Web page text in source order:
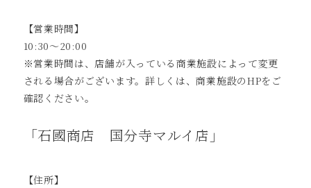
【営業時間】
10:30～20:00
※営業時間は、店舗が入っている商業施設によって変更
される場合がございます。詳しくは、商業施設のHPをご
確認ください。
「石國商店 国分寺マルイ店」
【住所】